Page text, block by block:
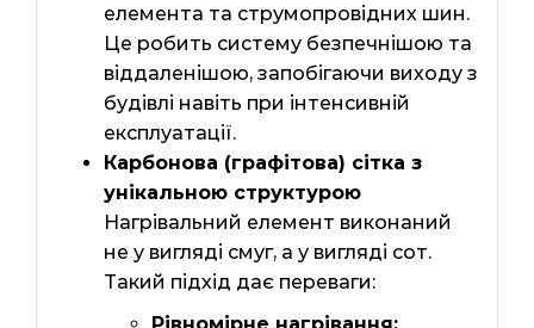
елемента та струмопровідних шин.
Це робить систему безпечнішою та
віддаленішою, запобігаючи виходу з
будівлі навіть при інтенсивній
експлуатації.
Карбонова (графітова) сітка з
унікальною структурою
Нагрівальний елемент виконаний
не у вигляді смуг, а у вигляді сот.
Такий підхід дає переваги:
Рівномірне нагрівання: